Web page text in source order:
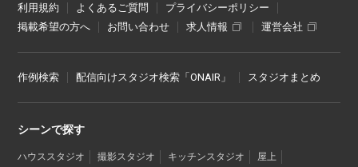
利用規約 よくあるご質問
プライバシーポリシー
掲載希望の方へ
お問い合わせ 求人情報 運営会社
作例検索 配信向けスタジオ検索「ONAIR」 スタジオまとめ
シーンで探す
ハウススタジオ 撮影スタジオ キッチンスタジオ
屋上